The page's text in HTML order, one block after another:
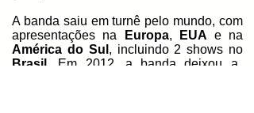
A banda saiu em turnê pelo mundo, com
apresentações na
Europa, EUA e na
América do Sul , incluindo 2 shows no
Brasil . Em 2012, a banda deixou a